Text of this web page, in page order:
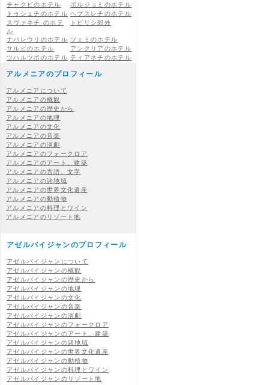
チャクビのホテル
ボルジョミのホテル
トゥシェチのホテル ヘブスレチのホテル
スヴァネチ のホテ
ル
トビリシ郊外
ナパレウリのホテル ツェミのホテル
サルピのホテル
アンクリアのホテル
ツハルツボのホテル ティアネチのホテル
アルメニアのプロフィール
アルメニアについて
アルメニアの概観
アルメニアの歴史から
アルメニアの地理
アルメニアの文化
アルメニアの音楽
アルメニアの演劇
アルメニアのフォークロア
アルメニアのアート、建築
アルメニアの言語、文字
アルメニアの諸地域
アルメニアの世界文化遺産
アルメニアの動植物
アルメニアの料理とワイン
アルメニアのリゾート地
アゼルバイジャンのプロフィール
アゼルバイジャンについて
アゼルバイジャンの概観
アゼルバイジャンの歴史から
アゼルバイジャンの地理
アゼルバイジャンの文化
アゼルバイジャンの音楽
アゼルバイジャンの演劇
アゼルバイジャンのフォークロア
アゼルバイジャンのアート、建築
アゼルバイジャンの諸地域
アゼルバイジャンの世界文化遺産
アゼルバイジャンの動植物
アゼルバイジャンの料理とワイン
アゼルバイジャンのリゾート地